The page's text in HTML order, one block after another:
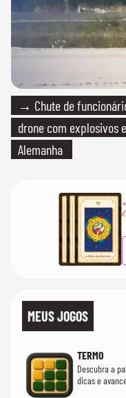
→ Chute de
drone com explosivos
Alemanha
MEUS JOGOS
TERMO
Descubra a
dicas e